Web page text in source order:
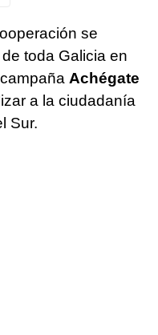
se
toda Galicia en
Achégate
a la ciudadanía
Sur.